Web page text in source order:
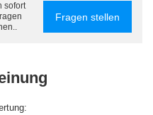
sofort
Fragen stellen